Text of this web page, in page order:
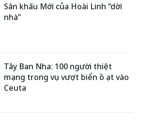
Sân khấu Mới của Hoài Linh “dời
nhà”
Tây Ban Nha: 100 người thiệt
mạng trong vụ vượt biển ồ ạt vào
Ceuta